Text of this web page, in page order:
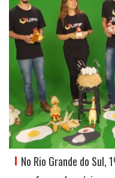
No Rio Grande do Sul,